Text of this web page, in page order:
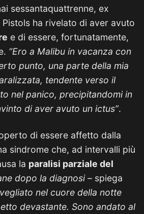
sessantaquattrenne, ex
ha rivelato di aver avuto
e di essere, fortunatamente,
“Ero a Malibu in vacanza con
punto, una parte della mia
tendente verso il
nel panico, precipitandomi in
di aver avuto un ictus”.
di essere affetto dalla
sindrome che, ad intervalli più
la paralisi parziale del
dopo la diagnosi– spiega
nel cuore della notte
devastante. Sono andato al